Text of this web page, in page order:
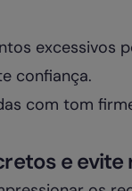
excessivos
confiança.
com tom
e